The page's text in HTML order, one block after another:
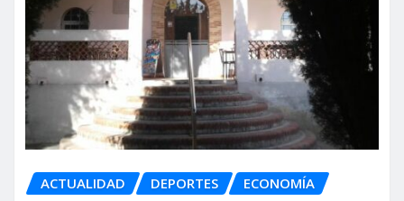
ACTUALIDAD DEPORTES ECONOMÍA